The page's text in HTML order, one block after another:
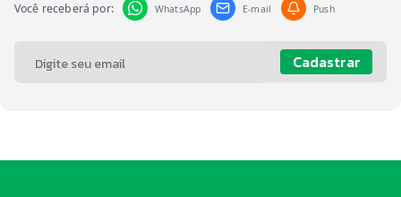
Você receberá por: WhatsApp E-mail Push
Cadastrar